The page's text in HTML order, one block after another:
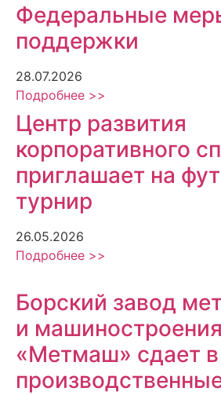
Федеральные
поддержки
28.07.2026
Подробнее >>
Центр развития
корпоративного
приглашает на
турнир
26.05.2026
Подробнее >>
Борский завод
и машиностроения
«Метмаш» сдает